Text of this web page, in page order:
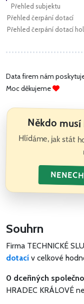
Přehled subjektu
Přehled čerpání dotací
Přehled čerpání dotací
Data firem nám
Moc děkujeme
Někdo
Hlídáme, jak stát
Souhrn
Firma TECHNICKÉ
dotací v celkové
0 dceřiných
HRADEC KRÁLOVÉ